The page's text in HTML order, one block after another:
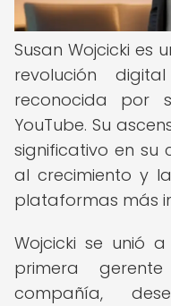
Susan Wojcicki es
revolución
reconocida por
YouTube. Su
significativo en su
al crecimiento y
plataformas más
Wojcicki se unió
primera
compañía,